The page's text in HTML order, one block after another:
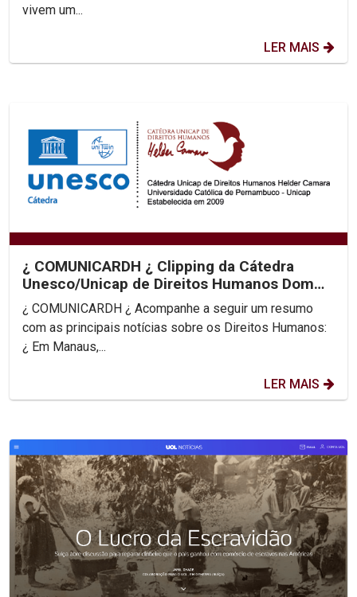
vivem um...
LER MAIS
¿ COMUNICARDH ¿ Clipping da Cátedra
Unesco/Unicap de Direitos Humanos Dom
Helder Camara
¿ COMUNICARDH ¿ Acompanhe a seguir um resumo
com as principais notícias sobre os Direitos Humanos:
¿ Em Manaus,...
LER MAIS